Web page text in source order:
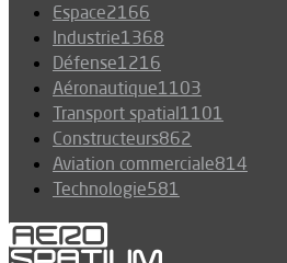
Espace2166
Industrie1368
Défense1216
Aéronautique1103
Transport spatial1101
Constructeurs862
Aviation commerciale814
Technologie581